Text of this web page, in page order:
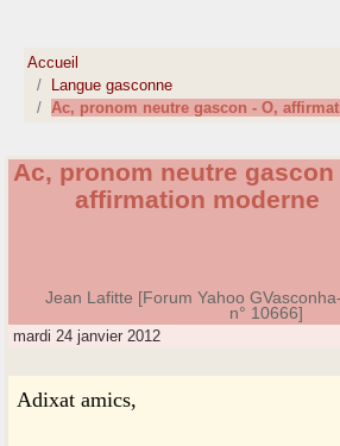
Accueil
Langue gasconne
Ac, pronom neutre gascon - O,
Ac, pronom neutre gascon
affirmation moderne
Jean Lafitte [Forum Yahoo
n° 10666]
mardi 24 janvier 2012
Adixat amics,